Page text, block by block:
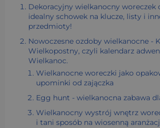
Dekoracyjny wielkanocny woreczek
idealny schowek na klucze, listy i
przedmioty!
Nowoczesne ozdoby wielkanocne -
Wielkopostny, czyli kalendarz
Wielkanoc.
Wielkanocne woreczki jako
upominki od zajączka
Egg hunt - wielkanocna zabawa
Wielkanocny wystrój wnętrz
i tani sposób na wiosenną